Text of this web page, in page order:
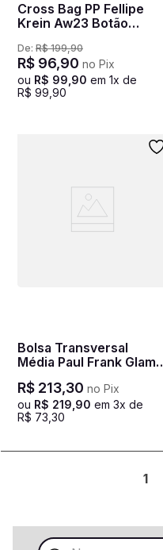
Cross Bag PP Fellipe
Krein Aw23 Botão
De: R$ 199,90
R$ 96,90 no Pix
ou R$ 99 90 em 1x de
R$ 99 90
Bolsa Transversal
Média Paul Frank Glam -
Nude
R$ 213,30 no Pix
ou R$ 219 90 em 3x de
R$ 73 30
1